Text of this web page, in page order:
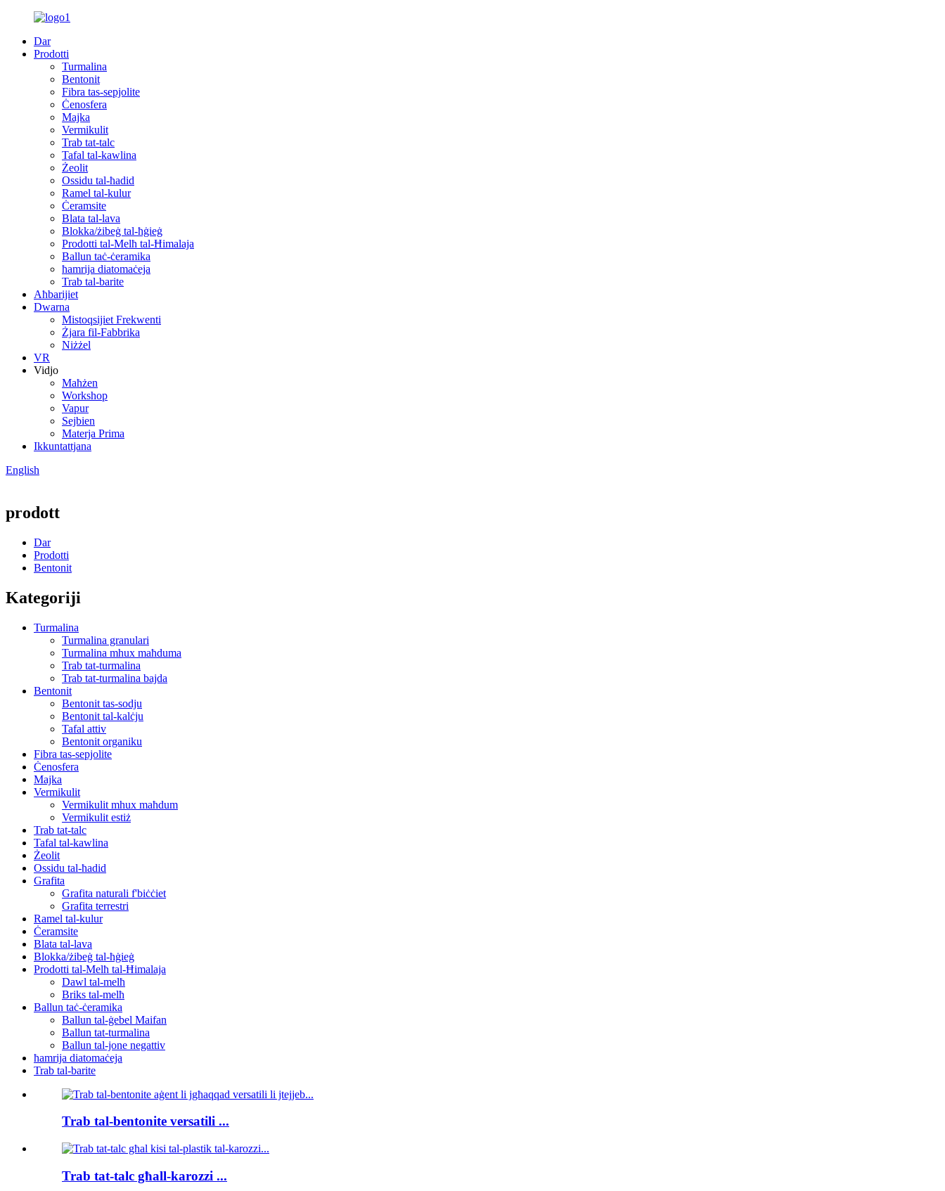
Dar
Prodotti
Turmalina
Bentonit
Fibra tas-sepjolite
Ċenosfera
Majka
Vermikulit
Trab tat-talc
Tafal tal-kawlina
Żeolit
Ossidu tal-ħadid
Ramel tal-kulur
Ċeramsite
Blata tal-lava
Blokka/żibeġ tal-ħġieġ
Prodotti tal-Melħ tal-Ħimalaja
Ballun taċ-ċeramika
ħamrija diatomaċeja
Trab tal-barite
Aħbarijiet
Dwarna
Mistoqsijiet Frekwenti
Żjara fil-Fabbrika
Niżżel
VR
Vidjo
Maħżen
Workshop
Vapur
Sejbien
Materja Prima
Ikkuntattjana
English
prodott
Dar
Prodotti
Bentonit
Kategoriji
Turmalina
Turmalina granulari
Turmalina mhux maħduma
Trab tat-turmalina
Trab tat-turmalina bajda
Bentonit
Bentonit tas-sodju
Bentonit tal-kalċju
Tafal attiv
Bentonit organiku
Fibra tas-sepjolite
Ċenosfera
Majka
Vermikulit
Vermikulit mhux maħdum
Vermikulit estiż
Trab tat-talc
Tafal tal-kawlina
Żeolit
Ossidu tal-ħadid
Grafita
Grafita naturali f'biċċiet
Grafita terrestri
Ramel tal-kulur
Ċeramsite
Blata tal-lava
Blokka/żibeġ tal-ħġieġ
Prodotti tal-Melħ tal-Ħimalaja
Dawl tal-melħ
Briks tal-melħ
Ballun taċ-ċeramika
Ballun tal-ġebel Maifan
Ballun tat-turmalina
Ballun tal-jone negattiv
ħamrija diatomaċeja
Trab tal-barite
Trab tal-bentonite versatili ...
Trab tat-talc għall-karozzi ...